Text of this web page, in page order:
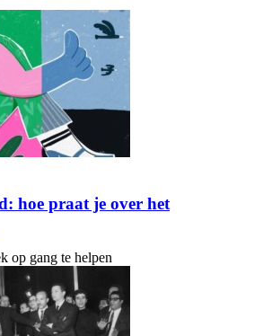
hoe praat je over het
op gang te helpen